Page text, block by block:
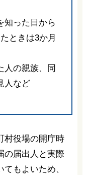
知った日から
ときは3か月
人の親族、同
人など
村役場の開庁時
の届出人と実際
もよいため、